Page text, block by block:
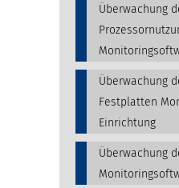
Überwachung
Überwachung
Festplatten
Einrichtung
Überwachung